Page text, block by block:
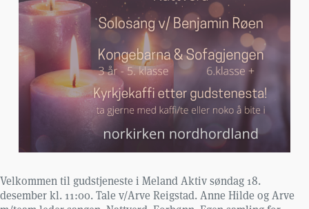
Velkommen til gudstjeneste i Meland Aktiv søndag 18.
desember kl. 11:00. Tale v/Arve Reigstad. Anne Hilde og Arve